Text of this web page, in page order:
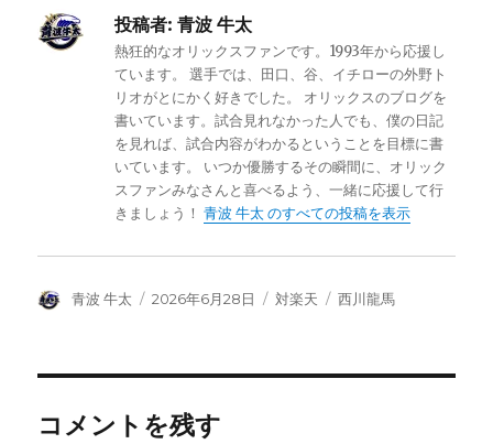
投稿者: 青波 牛太
熱狂的なオリックスファンです。1993年から応援し
ています。 選手では、田口、谷、イチローの外野ト
リオがとにかく好きでした。 オリックスのブログを
書いています。試合見れなかった人でも、僕の日記
を見れば、試合内容がわかるということを目標に書
いています。 いつか優勝するその瞬間に、オリック
スファンみなさんと喜べるよう、一緒に応援して行
きましょう！青波 牛太 のすべての投稿を表示
投
青波 牛太
投
2026年6月28日
カ
対楽天
タ
西川龍馬
コメントを残す